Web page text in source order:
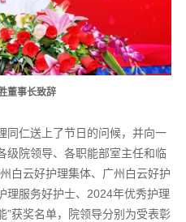
董事长致辞
同仁送上了节日的问候，并向一
级院领导、各职能部室主任和临
白云好护理集体、广州白云好护
理服务好护士、2024年优秀护理
”获奖名单，院领导分别为受表彰